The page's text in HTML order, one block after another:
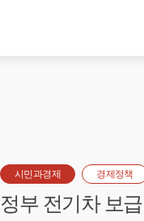
시민과경제 경제정책
정부 전기차 보